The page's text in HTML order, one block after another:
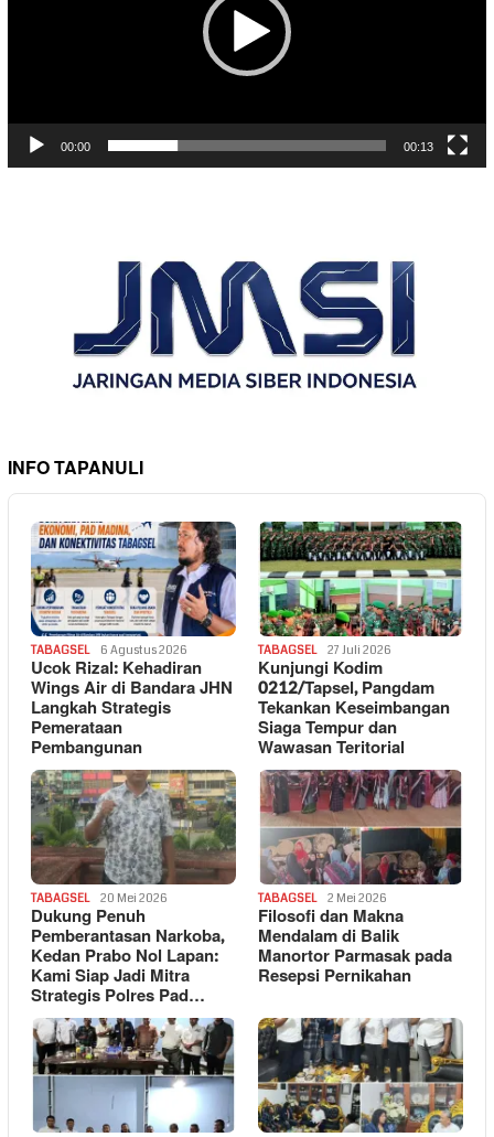
00:00 00:13
INFO TAPANULI
TABAGSEL 6 Agustus 2026
Ucok Rizal: Kehadiran
Wings Air di Bandara JHN
Langkah Strategis
Pemerataan
Pembangunan
TABAGSEL 27 Juli 2026
Kunjungi Kodim
0212/Tapsel, Pangdam
Tekankan Keseimbangan
Siaga Tempur dan
Wawasan Teritorial
TABAGSEL 20 Mei 2026
Dukung Penuh
Pemberantasan Narkoba,
Kedan Prabo Nol Lapan:
Kami Siap Jadi Mitra
Strategis Polres Pad…
TABAGSEL 2 Mei 2026
Filosofi dan Makna
Mendalam di Balik
Manortor Parmasak pada
Resepsi Pernikahan